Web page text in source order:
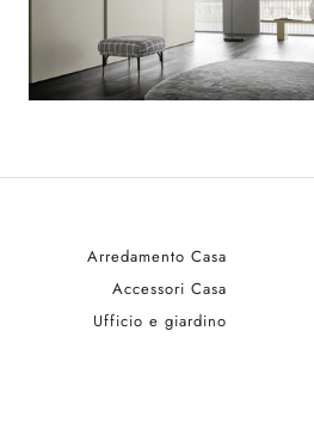
Arredamento Casa
Accessori Casa
Ufficio e giardino